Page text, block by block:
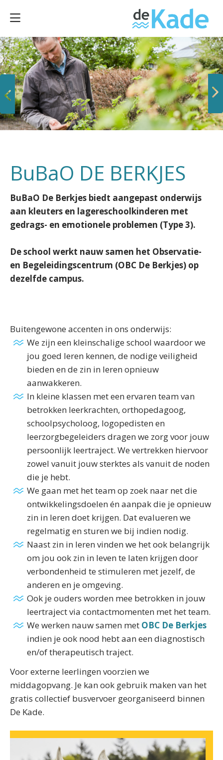
Vorige
Volgende
BuBaO DE BERKJES
BuBaO De Berkjes biedt aangepast onderwijs
aan kleuters en lagereschoolkinderen met
gedrags- en emotionele problemen (Type 3).
De school werkt nauw samen het Observatie-
en Begeleidingscentrum (OBC De Berkjes) op
dezelfde campus.
Buitengewone accenten in ons onderwijs:
We zijn een kleinschalige school waardoor we
jou goed leren kennen, de nodige veiligheid
bieden en de zin in leren opnieuw
aanwakkeren.
In kleine klassen met een ervaren team van
betrokken leerkrachten, orthopedagoog,
schoolpsycholoog, logopedisten en
leerzorgbegeleiders dragen we zorg voor jouw
persoonlijk leertraject. We vertrekken hiervoor
zowel vanuit jouw sterktes als vanuit de noden
die je hebt.
We gaan met het team op zoek naar net die
ontwikkelingsdoelen én aanpak die je opnieuw
zin in leren doet krijgen. Dat evalueren we
regelmatig en sturen we bij indien nodig.
Naast zin in leren vinden we het ook belangrijk
om jou ook zin in leven te laten krijgen door
verbondenheid te stimuleren met jezelf, de
anderen en je omgeving.
Ook je ouders worden mee betrokken in jouw
leertraject via contactmomenten met het team.
We werken nauw samen met OBC De Berkjes
indien je ook nood hebt aan een diagnostisch
en/of therapeutisch traject.
Voor externe leerlingen voorzien we
middagopvang. Je kan ook gebruik maken van het
gratis collectief busvervoer georganiseerd binnen
De Kade.